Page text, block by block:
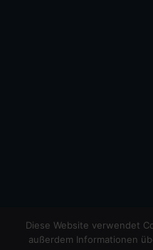
Diese Website verwendet
außerdem Informationen